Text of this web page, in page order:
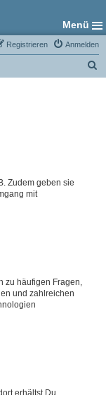
Menü
Anmelden
Registrieren
Zudem geben sie
mit
zu häufigen Fragen,
und zahlreichen
erhältst Du